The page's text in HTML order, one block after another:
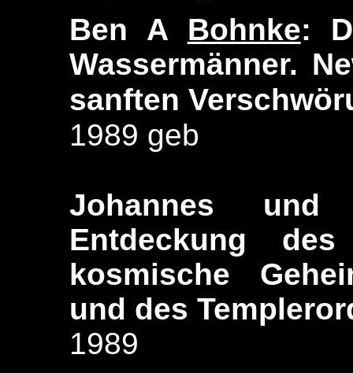
Ben A Bohnke:
Wassermänner.
sanften
1989 geb
Johannes
Entdeckung
kosmische
und des
1989